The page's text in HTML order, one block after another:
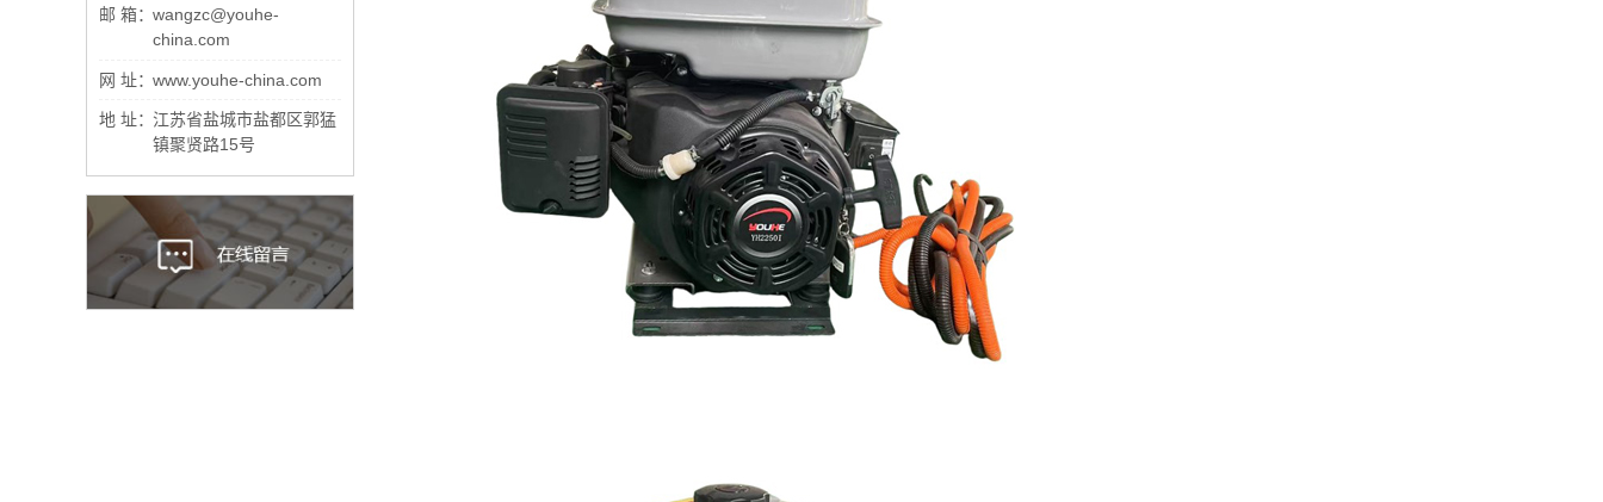
邮 箱：wangzc@youhe-
china.com
网 址：www.youhe-china.com
地 址： 江苏省盐城市盐都区郭猛
镇聚贤路15号